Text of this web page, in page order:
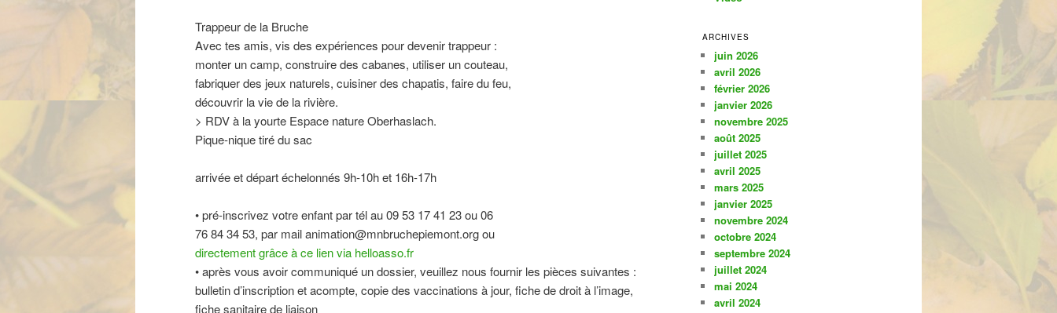
Trappeur de la Bruche
Avec tes amis, vis des expériences pour devenir trappeur :
monter un camp, construire des cabanes, utiliser un couteau,
fabriquer des jeux naturels, cuisiner des chapatis, faire du feu,
découvrir la vie de la rivière.
> RDV à la yourte Espace nature Oberhaslach.
Pique-nique tiré du sac
arrivée et départ échelonnés 9h-10h et 16h-17h
• pré-inscrivez votre enfant par tél au 09 53 17 41 23 ou 06
76 84 34 53, par mail animation@mnbruchepiemont.org ou
directement grâce à ce lien via helloasso.fr
• après vous avoir communiqué un dossier, veuillez nous fournir les pièces suivantes :
bulletin d’inscription et acompte, copie des vaccinations à jour, fiche de droit à l’image,
fiche sanitaire de liaison
ARCHIVES
juin 2026
avril 2026
février 2026
janvier 2026
novembre 2025
août 2025
juillet 2025
avril 2025
mars 2025
janvier 2025
novembre 2024
octobre 2024
septembre 2024
juillet 2024
mai 2024
avril 2024